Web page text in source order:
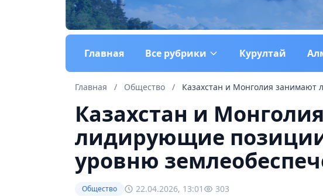
Главная Все рубрики Курултай
Главная / Общество / Казахстан и Монголия
Казахстан и
лидирующие
уровню
Общество 22.04.2026, 13:01 303